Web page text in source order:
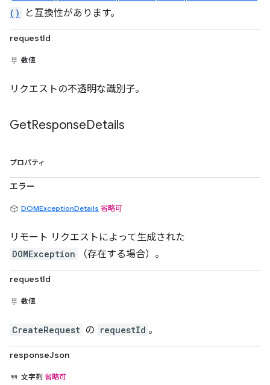
()
と互換性があります。
requestId
数値
リクエストの不透明な識別子。
GetResponseDetails
プロパティ
エラー
DOMExceptionDetails 省略可
リモート リクエストによって生成された
DOMException （存在する場合）。
requestId
数値
CreateRequest の requestId 。
responseJson
文字列 省略可